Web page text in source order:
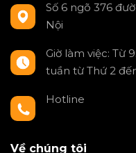
Số 6 ngõ 376
Nội
Giờ làm việc: Từ
tuần từ Thứ 2
Hotline
Về chúng tôi